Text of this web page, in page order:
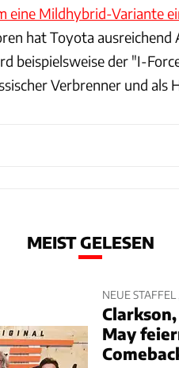
eine Mildhybrid-Variante
hat Toyota ausreichend
beispielsweise der "I-
Verbrenner und als
MEIST GELESEN
NEUE
May